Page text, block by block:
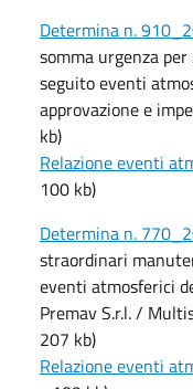
Determina n.
somma urgenza
seguito eventi
approvazione e
kb)
Relazione eventi
100 kb)
Determina n.
straordinari
eventi atmosferici
Premav S.r.l. /
207 kb)
Relazione eventi